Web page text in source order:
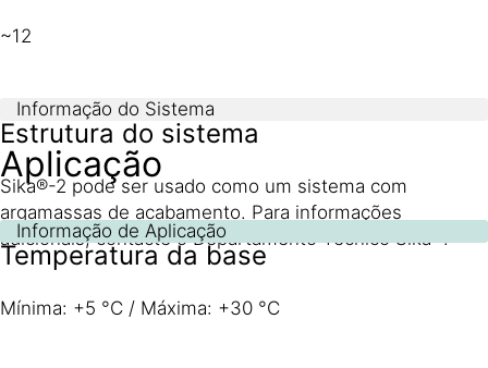
~12
Informação do Sistema
Estrutura do sistema
Sika®-2 pode ser usado como um sistema com
argamassas de acabamento. Para informações
adicionais, contacte o Departamento Técnico Sika®.
Aplicação
Informação de Aplicação
Temperatura da base
Mínima: +5 °C / Máxima: +30 °C